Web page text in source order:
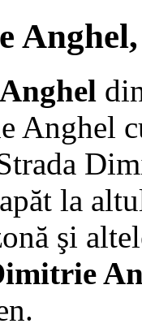
Anghel
la
şi